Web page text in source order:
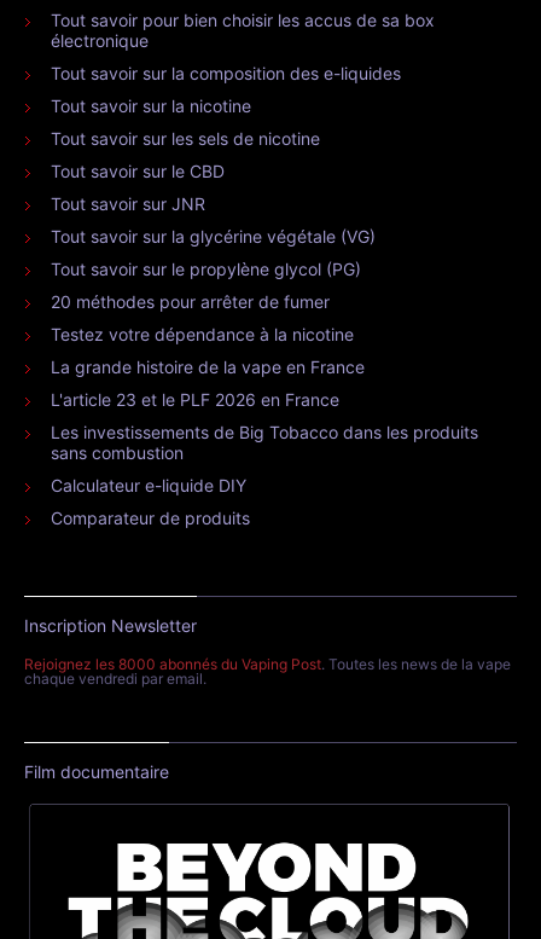
Tout savoir pour bien choisir les accus de sa box
électronique
Tout savoir sur la composition des e-liquides
Tout savoir sur la nicotine
Tout savoir sur les sels de nicotine
Tout savoir sur le CBD
Tout savoir sur JNR
Tout savoir sur la glycérine végétale (VG)
Tout savoir sur le propylène glycol (PG)
20 méthodes pour arrêter de fumer
Testez votre dépendance à la nicotine
La grande histoire de la vape en France
L'article 23 et le PLF 2026 en France
Les investissements de Big Tobacco dans les produits
sans combustion
Calculateur e-liquide DIY
Comparateur de produits
Inscription Newsletter
Rejoignez les 8000 abonnés du Vaping Post. Toutes les news de la vape
chaque vendredi par email.
Film documentaire